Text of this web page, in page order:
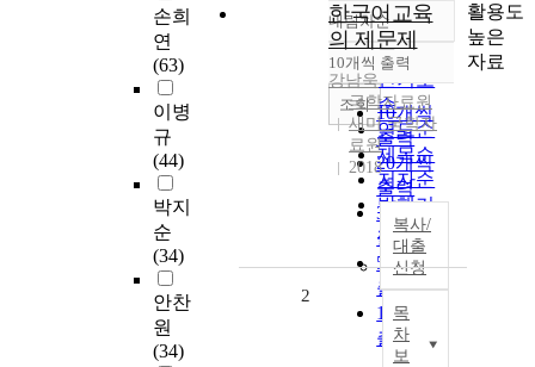
손희
연
(63)
이병
규
(44)
박지
순
(34)
안찬
원
(34)
정확도
순
인기도
순
연도순
제목순
저자순
발행기
관순
내림차순
내림차순
10개씩 출력
10개씩
출력
20개씩
출력
30개씩
출력
50개씩
출력
100개씩
출력
조회
한국어교육
의 제문제
강남욱
국학자료원
새미 국학자
료원
2018
복사/
대출
신청
목
차
보
2
활용도
높은
자료